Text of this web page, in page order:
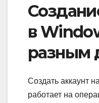
в
разным
Создать аккаунт
работает на